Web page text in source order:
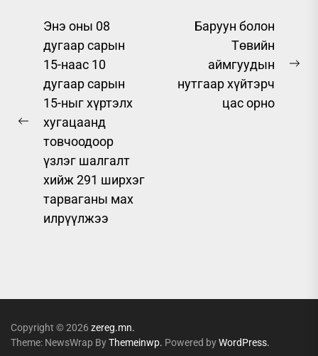
Post
navigation
Previous
Энэ оны 08
дугаар сарын
15-наас 10
дугаар сарын
15-ныг хүртэлх
хугацаанд
товчоодоор
үзлэг шалгалт
хийж 291 ширхэг
тарваганы мах
илрүүлжээ
Баруун болон
Төвийн
аймгуудын
нутгаар хүйтэрч
цас орно
Copyright © 2026 zereg.mn.
Theme: NewsWrap ByThemeinwp. Powered byWordPress.